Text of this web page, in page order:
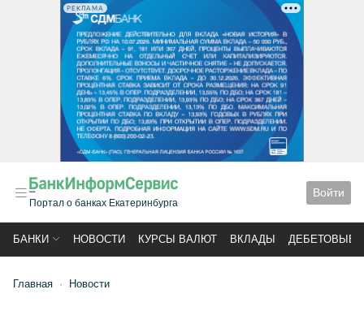
РЕКЛАМА
Портал о банках Екатеринбурга
Войти
БАНКИ НОВОСТИ КУРСЫ ВАЛЮТ ВКЛАДЫ ДЕБЕТОВЫЕ
Главная Новости